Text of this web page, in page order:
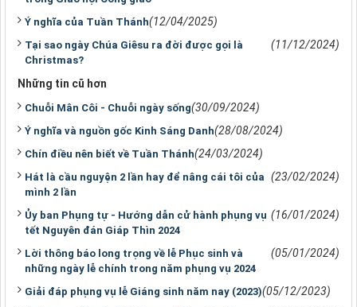
Ý nghĩa của Tuần Thánh(12/04/2025)
Tại sao ngày Chúa Giêsu ra đời được gọi là
Christmas?
(11/12/2024)
Những tin cũ hơn
Chuỗi Mân Côi - Chuỗi ngày sống(30/09/2024)
Ý nghĩa và nguồn gốc Kinh Sáng Danh(28/08/2024)
Chín điều nên biết về Tuần Thánh(24/03/2024)
Hát là cầu nguyện 2 lần hay để nâng cái tôi của
mình 2 lần
(23/02/2024)
Ủy ban Phụng tự - Hướng dẫn cử hành phụng vụ
tết Nguyên đán Giáp Thìn 2024
(16/01/2024)
Lời thông báo long trọng về lễ Phục sinh và
những ngày lễ chính trong năm phụng vụ 2024
(05/01/2024)
Giải đáp phụng vụ lễ Giáng sinh năm nay (2023)(05/12/2023)